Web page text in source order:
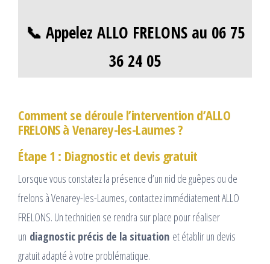
📞 Appelez ALLO FRELONS au 06 75
36 24 05
Comment se déroule l’intervention d’ALLO
FRELONS à Venarey-les-Laumes ?
Étape 1 : Diagnostic et devis gratuit
Lorsque vous constatez la présence d’un nid de guêpes ou de
frelons à Venarey-les-Laumes, contactez immédiatement ALLO
FRELONS. Un technicien se rendra sur place pour réaliser
un diagnostic précis de la situation et établir un devis
gratuit adapté à votre problématique.